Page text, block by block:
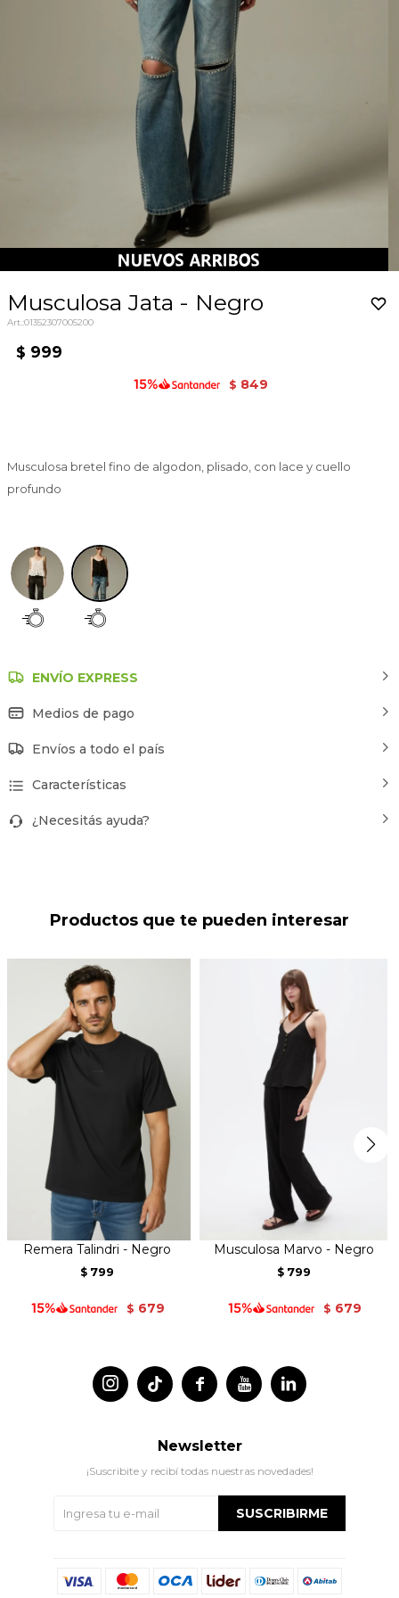
Musculosa Jata - Negro
01352307005200
$ 999
$ 849
Musculosa bretel fino de algodon, plisado, con lace y cuello
profundo
ENVÍO EXPRESS
Medios de pago
Envíos a todo el país
Características
¿Necesitás ayuda?
Productos que te pueden interesar
Remera Talindri - Negro
$ 799
$ 679
Musculosa Marvo - Negro
$ 799
$ 679
 
 
Newsletter
¡Suscribite y recibí todas nuestras novedades!
SUSCRIBIRME